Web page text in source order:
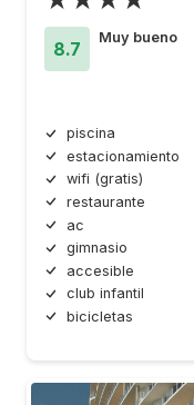
8.7
Muy bueno
piscina
estacionamiento
wifi (gratis)
restaurante
ac
gimnasio
accesible
club infantil
bicicletas